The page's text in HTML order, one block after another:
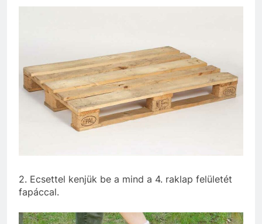
2. Ecsettel kenjük be a mind a 4. raklap felületét
fapáccal.